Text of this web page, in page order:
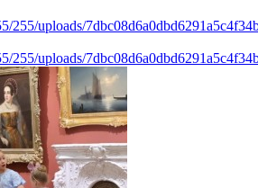
255/uploads/
255/uploads/